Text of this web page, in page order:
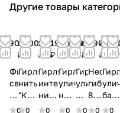
Другие товары
1 900
₽
Фигура
светодиодная
из
акрила
0
1 700
₽
Гирлянда
нить
"Конский
хвост"
0
200
₽
Гирлянда
интерьерная
нить
с 0
199 900
₽
Гирлянда
уличная
нить,
100
0
1 550
₽
Гирлянда
уличная
нить,
100
0
12 900
₽
Неон
гибкий
8х16
мм,
0
4
₽
260
0
₽